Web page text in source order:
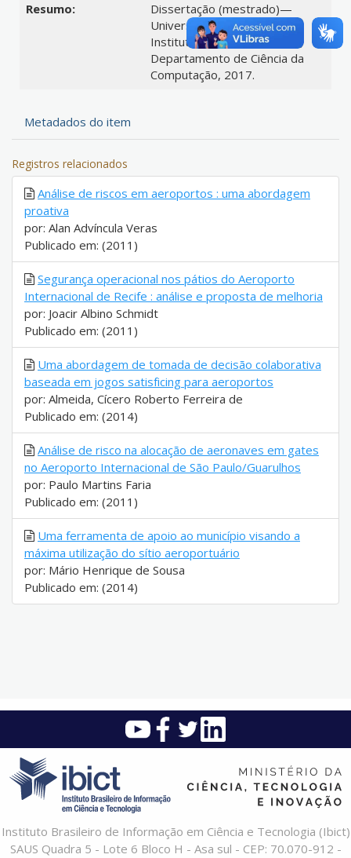
Resumo:
Dissertação (mestrado)—
Universidade de Brasília,
Instituto de Ciências Exatas,
Departamento de Ciência da
Computação, 2017.
Metadados do item
Registros relacionados
Análise de riscos em aeroportos : uma abordagem
proativa
por: Alan Advíncula Veras
Publicado em: (2011)
Segurança operacional nos pátios do Aeroporto
Internacional de Recife : análise e proposta de melhoria
por: Joacir Albino Schmidt
Publicado em: (2011)
Uma abordagem de tomada de decisão colaborativa
baseada em jogos satisficing para aeroportos
por: Almeida, Cícero Roberto Ferreira de
Publicado em: (2014)
Análise de risco na alocação de aeronaves em gates
no Aeroporto Internacional de São Paulo/Guarulhos
por: Paulo Martins Faria
Publicado em: (2011)
Uma ferramenta de apoio ao município visando a
máxima utilização do sítio aeroportuário
por: Mário Henrique de Sousa
Publicado em: (2014)
Instituto Brasileiro de Informação em Ciência e Tecnologia (Ibict)
SAUS Quadra 5 - Lote 6 Bloco H - Asa sul - CEP: 70.070-912 -